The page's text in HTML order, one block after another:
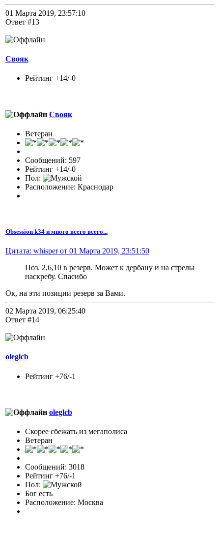
01 Марта 2019, 23:57:10
Ответ #13
Свояк
Рейтинг +14/-0
Свояк
Ветеран
Сообщений: 597
Рейтинг +14/-0
Пол:
Расположение: Краснодар
Obsession k34 и много всего всего...
Цитата: whisper от 01 Марта 2019, 23:51:50
Поз. 2,6,10 в резерв. Может к дербану и на стрелы
наскребу. Спасибо
Ок, на эти позиции резерв за Вами.
02 Марта 2019, 06:25:40
Ответ #14
oleglcb
Рейтинг +76/-1
oleglcb
Скорее сбежать из мегаполиса
Ветеран
Сообщений: 3018
Рейтинг +76/-1
Пол:
Бог есть
Расположение: Москва